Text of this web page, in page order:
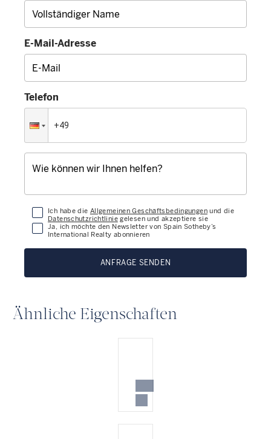
E-Mail-Adresse
Telefon
Ich habe die Allgemeinen Geschäftsbedingungenund die
Datenschutzrichtliniegelesen und akzeptiere sie
Ja, ich möchte den Newsletter von Spain Sotheby’s
International Realty abonnieren
ANFRAGE SENDEN
Ähnliche Eigenschaften